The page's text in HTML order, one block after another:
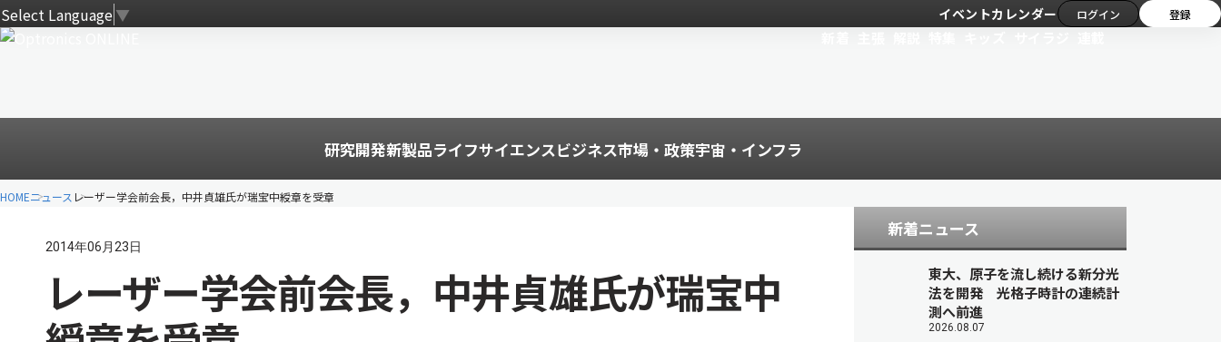
Select Language▼ イベントカレンダー ログイン 登録
研究開発新製品ライフサイエンスビジネス市場・政策宇宙・インフラ
HOMEニュース レーザー学会前会長，中井貞雄氏が瑞宝中綬章を受章
2014年06月23日
レーザー学会前会長，中井貞雄氏が瑞宝中
新着ニュース
東大、原子を流し続ける新分光
法を開発 光格子時計の連続計
測へ前進
2026.08.07